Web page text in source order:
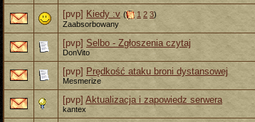
[pvp] Kiedy :v ( 1 2 3)
Zaabsorbowany
[pvp] Selbo - Zgłoszenia czytaj
DonVito
[pvp] Prędkość ataku broni dystansowej
Mesmerize
[pvp] Aktualizacja i zapowiedz serwera
kantex